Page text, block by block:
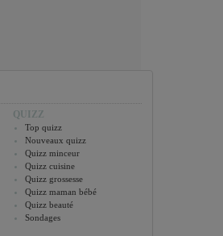
QUIZZ
Top quizz
Nouveaux quizz
Quizz minceur
Quizz cuisine
Quizz grossesse
Quizz maman bébé
Quizz beauté
Sondages